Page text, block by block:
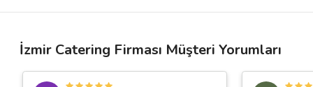
İzmir Catering Firması Müşteri Yorumları